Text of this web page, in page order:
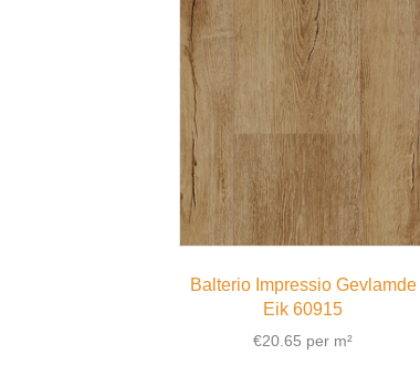
Balterio Impressio Gevlamde
Eik 60915
€20.65 per m²